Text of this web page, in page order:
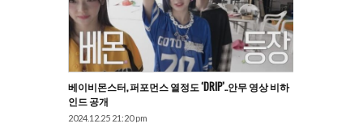
베이비몬스터, 퍼포먼스 열정도 ‘DRIP’..안무 영상 비하
인드 공개
2024.12.25 21:20 pm